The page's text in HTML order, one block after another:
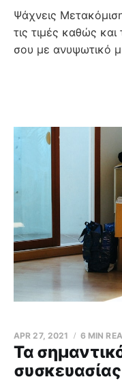
Ψάχνεις
τις τιμές καθώς
σου με ανυψωτικό
Τα
APR 27, 2021 6 MIN